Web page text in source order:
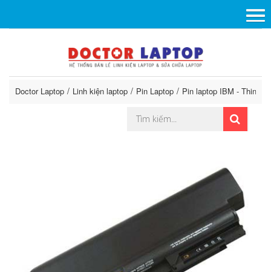
Doctor Laptop Linh kiện laptop Pin Laptop Pin laptop IBM -